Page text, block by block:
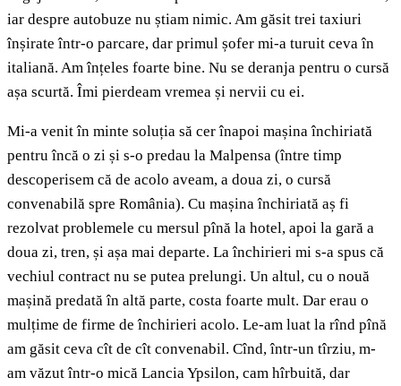
iar despre autobuze nu știam nimic. Am găsit trei taxiuri
înșirate într-o parcare, dar primul șofer mi-a turuit ceva în
italiană. Am înțeles foarte bine. Nu se deranja pentru o cursă
așa scurtă. Îmi pierdeam vremea și nervii cu ei.
Mi-a venit în minte soluția să cer înapoi mașina închiriată
pentru încă o zi și s-o predau la Malpensa (între timp
descoperisem că de acolo aveam, a doua zi, o cursă
convenabilă spre România). Cu mașina închiriată aș fi
rezolvat problemele cu mersul pînă la hotel, apoi la gară a
doua zi, tren, și așa mai departe. La închirieri mi s-a spus că
vechiul contract nu se putea prelungi. Un altul, cu o nouă
mașină predată în altă parte, costa foarte mult. Dar erau o
mulțime de firme de închirieri acolo. Le-am luat la rînd pînă
am găsit ceva cît de cît convenabil. Cînd, într-un tîrziu, m-
am văzut într-o mică Lancia Ypsilon, cam hîrbuită, dar